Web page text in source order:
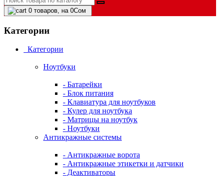
0 товаров, на 0Сом
Категории
Категории
Ноутбуки
- Батарейки
- Блок питания
- Клавиатура для ноутбуков
- Кулер для ноутбука
- Матрицы на ноутбук
- Ноутбуки
Антикражные системы
- Антикражные ворота
- Антикражные этикетки и датчики
- Деактиваторы